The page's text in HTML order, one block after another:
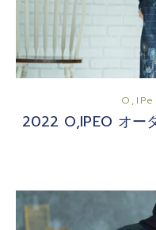
2022 O,IPEO オー